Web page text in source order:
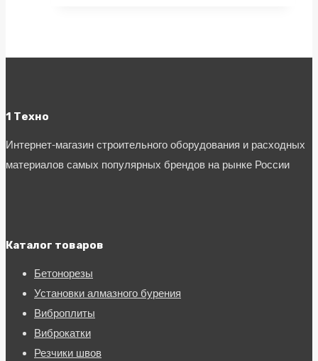
1 Техно
Интернет-магазин строительного оборудования и расходных
материалов самых популярных брендов на рынке России
Каталог товаров
Бетонорезы
Установки алмазного бурения
Виброплиты
Виброкатки
Резчики швов